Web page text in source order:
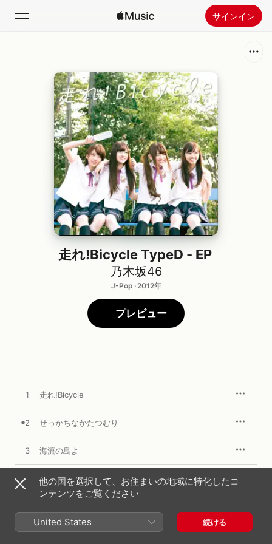
サインイン
ホーム
新着おすすめ
ラジオ
Apple Musicをインストール
走れ!Bicycle TypeD - EP
乃木坂46
J-Pop · 2012年
プレビュー
1 走れ!Bicycle
2 せっかちなかたつむり
3 海流の島よ
4 走れ!Bicycle off vocal ver.
6 海流の島よ off vocal ver.
他の国を選択して、お住まいの地域に特化したコ
ンテンツをご覧ください
United States 続ける